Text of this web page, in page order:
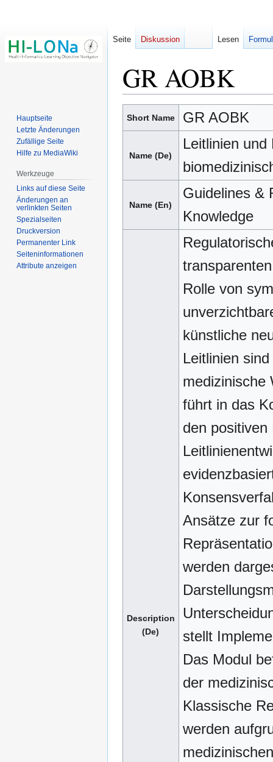
GR AOBK
Navigation
Suche
Short Name GR AOBK
Name (De)
Leitlinien
Name (En)
Guidelines &
Knowledge
Description
(De)
Rolle von
künstliche
Leitlinien
medizinische
führt in das
den
Ansätze zur
werden
stellt
Das Modul
der
Klassische
werden
Seite Diskussion Lesen
Hauptseite
Letzte Änderungen
Zufällige Seite
Hilfe zu MediaWiki
Werkzeuge
Links auf diese Seite
Änderungen an
verlinkten Seiten
Spezialseiten
Druckversion
Permanenter Link
Seiten­­informationen
Attribute anzeigen